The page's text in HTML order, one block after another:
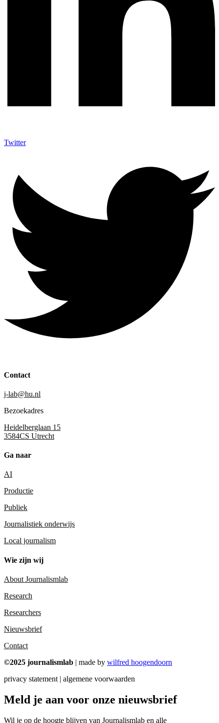
Twitter
Contact
j-lab@hu.nl
Bezoekadres
Heidelberglaan 15
3584CS Utrecht
Ga naar
AI
Productie
Publiek
Journalistiek onderwijs
Local journalism
Wie zijn wij
About Journalismlab
Research
Researchers
Nieuwsbrief
Contact
©2025 journalismlab | made by wilfred hoogendoorn
privacy statement | algemene voorwaarden
Meld je aan voor onze nieuwsbrief
Wil je op de hoogte blijven van Journalismlab en alle